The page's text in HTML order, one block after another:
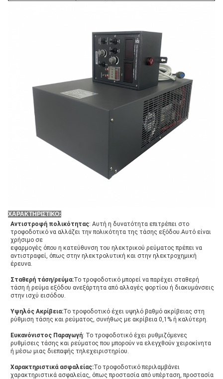
ΧΑΡΑΚΤΗΡΙΣΤΙΚΟ:
Αντιστροφή πολικότητας: Αυτή η δυνατότητα επιτρέπει στο
τροφοδοτικό να αλλάζει την πολικότητα της τάσης εξόδου.Αυτό είναι
χρήσιμο σε
εφαρμογές όπου η κατεύθυνση του ηλεκτρικού ρεύματος πρέπει να
αντιστραφεί, όπως στην ηλεκτρολυτική και στην ηλεκτροχημική
έρευνα.
Σταθερή τάση/ρεύμα:Το τροφοδοτικό μπορεί να παρέχει σταθερή
τάση ή ρεύμα εξόδου ανεξάρτητα από αλλαγές φορτίου ή διακυμάνσεις
στην ισχύ εισόδου.
Υψηλός Ακρίβεια:Το τροφοδοτικό έχει υψηλό βαθμό ακρίβειας στη
ρύθμιση τάσης και ρεύματος, συνήθως με ακρίβεια 0,1% ή καλύτερη.
Ευκανόνιστος Παραγωγή: Το τροφοδοτικό έχει ρυθμιζόμενες
ρυθμίσεις τάσης και ρεύματος που μπορούν να ελεγχθούν χειροκίνητα
ή μέσω μιας διεπαφής τηλεχειριστηρίου.
Χαρακτηριστικά ασφαλείας:Το τροφοδοτικό περιλαμβάνει
χαρακτηριστικά ασφαλείας, όπως προστασία από υπέρταση, προστασία